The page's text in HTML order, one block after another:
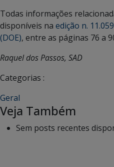
Todas informações
disponíveis na edição n.
(DOE), entre as páginas 76 a
Raquel dos Passos, SAD
Categorias :
Geral
Veja Também
Sem posts recentes